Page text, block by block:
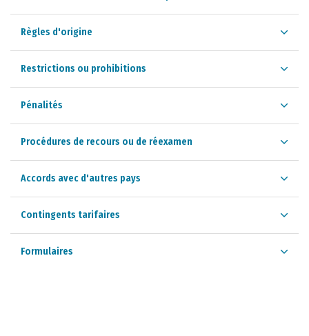
Règles d'origine
Restrictions ou prohibitions
Pénalités
Procédures de recours ou de réexamen
Accords avec d'autres pays
Contingents tarifaires
Formulaires